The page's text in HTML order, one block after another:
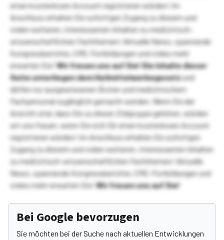
einen kostenlosen Account registrieren würden! Im
Anschluss erhalten Sie sofortigen Zugang zu diesem und
vielen weiteren, interessanten Inhalten zu medizinisch-
wissenschaftlichen Fachthemen! Aktuelle News, spannende
Kongressberichte, CME-Fortbildungen und vieles mehr
erwarten Sie!Wir freuen uns auf Sie!Die Inhalte dieser
Seite unterliegen dem Heilmittelwerbegesetzund
dürfen nur ausgewiesenen Ärzten und medizinischem
Fachpersonal zugänglich gemacht werden. Wenn Sie der
Ansicht sind, dass Sie zu dieser Zielgruppe gehören, würden
wir uns freuen, wenn Sie sich für einen kostenlosen Account
registrieren würden! Im Anschluss erhalten Sie sofortigen
Zugang zu diesem und vielen weiteren, interessanten Inhalten
zu medizinisch-wissenschaftlichen Fachthemen! Aktuelle
News, spannende Kongressberichte, CME-Fortbildungen und
vieles mehr erwarten Sie!Wir freuen uns auf Sie!
Bei Google bevorzugen
Sie möchten bei der Suche nach aktuellen Entwicklungen